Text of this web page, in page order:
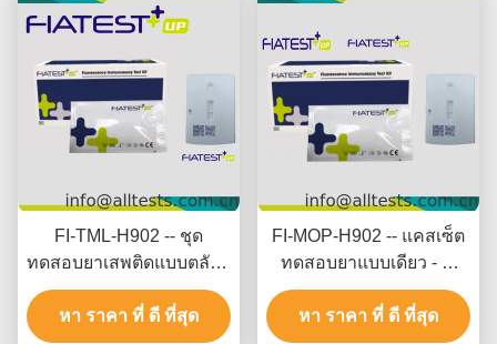
FI-TML-H902 -- ชุด
ทดสอบยาเสพติดแบบตลับ -
ทรามาดอล (TML) (จาก
เส้นผม)
หา ราคา ที่ ดี ที่สุด
FI-MOP-H902 -- แคสเซ็ต
ทดสอบยาแบบเดียว - M
orphine (MOP) (Hair)
หา ราคา ที่ ดี ที่สุด